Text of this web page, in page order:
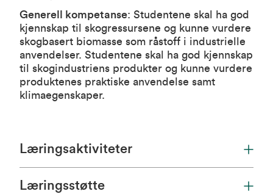
Generell kompetanse: Studentene skal ha god
kjennskap til skogressursene og kunne vurdere
skogbasert biomasse som råstoff i industrielle
anvendelser. Studentene skal ha god kjennskap
til skogindustriens produkter og kunne vurdere
produktenes praktiske anvendelse samt
klimaegenskaper.
Læringsaktiviteter
Læringsstøtte